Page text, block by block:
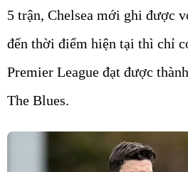
5 trận, Chelsea mới ghi được
đến thời điểm hiện tại thì chỉ
Premier League đạt được
The Blues.